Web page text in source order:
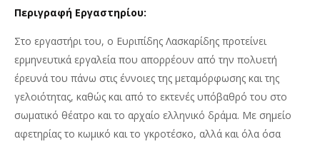
Περιγραφή Εργαστηρίου:
Στο εργαστήρι του, ο Ευριπίδης Λασκαρίδης προτείνει
ερμηνευτικά εργαλεία που απορρέουν από την πολυετή
έρευνά του πάνω στις έννοιες της μεταμόρφωσης και της
γελοιότητας, καθώς και από το εκτενές υπόβαθρό του στο
σωματικό θέατρο και το αρχαίο ελληνικό δράμα. Με σημείο
αφετηρίας το κωμικό και το γκροτέσκο, αλλά και όλα όσα